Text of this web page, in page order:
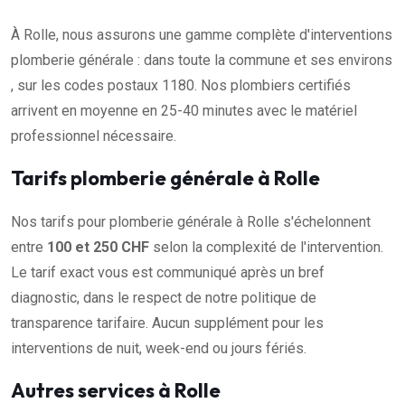
À Rolle, nous assurons une gamme complète d'interventions
plomberie générale : dans toute la commune et ses environs
, sur les codes postaux 1180. Nos plombiers certifiés
arrivent en moyenne en 25-40 minutes avec le matériel
professionnel nécessaire.
Tarifs plomberie générale à Rolle
Nos tarifs pour plomberie générale à Rolle s'échelonnent
entre 100 et 250 CHF selon la complexité de l'intervention.
Le tarif exact vous est communiqué après un bref
diagnostic, dans le respect de notre politique de
transparence tarifaire. Aucun supplément pour les
interventions de nuit, week-end ou jours fériés.
Autres services à Rolle